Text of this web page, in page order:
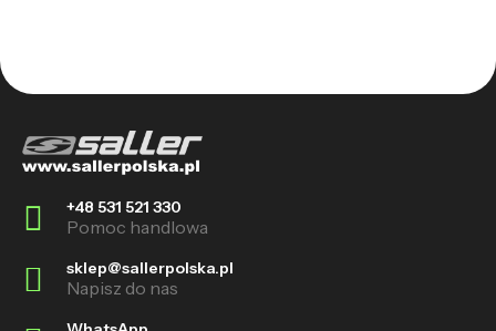
+48 531 521 330
Pomoc handlowa
sklep@sallerpolska.pl
Napisz do nas